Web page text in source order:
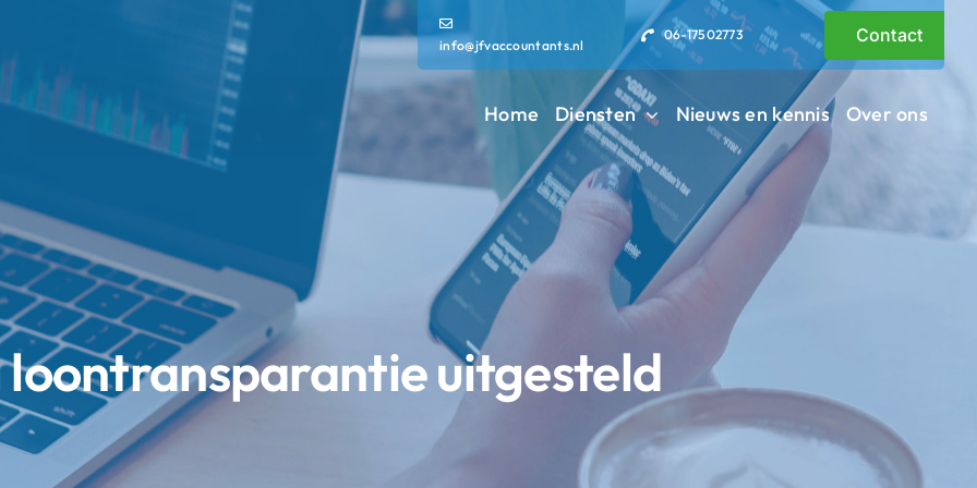
info@jfvaccountants.nl
06-17502773 Contact
Home Diensten Nieuws en kennis Over ons
uitgesteld